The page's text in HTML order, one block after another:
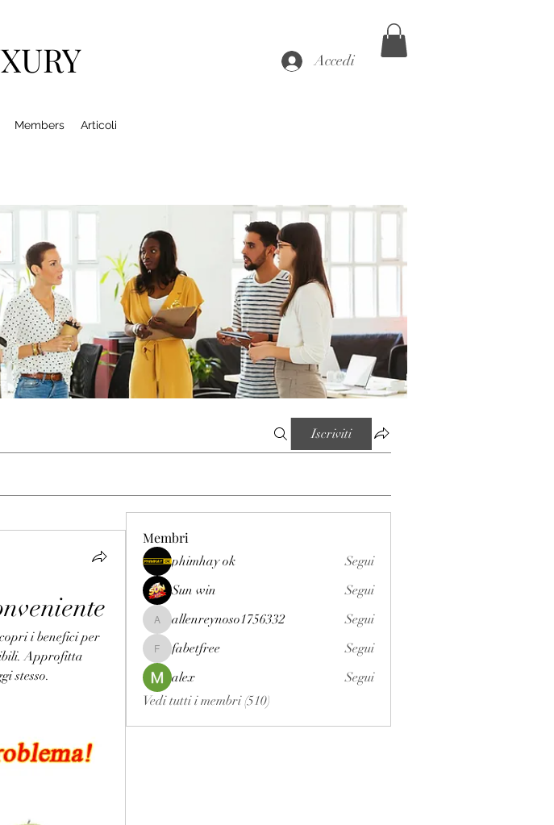
Accedi
Members Articoli
Iscriviti
i benefici per
Approfitta
stesso.
Membri
phimhay ok
Segui
Sun win
Segui
allenreynoso1756332
allenreynoso1756332 Segui
fabetfree
fabetfree
Segui
alex
Segui
Vedi tutti i membri (510)